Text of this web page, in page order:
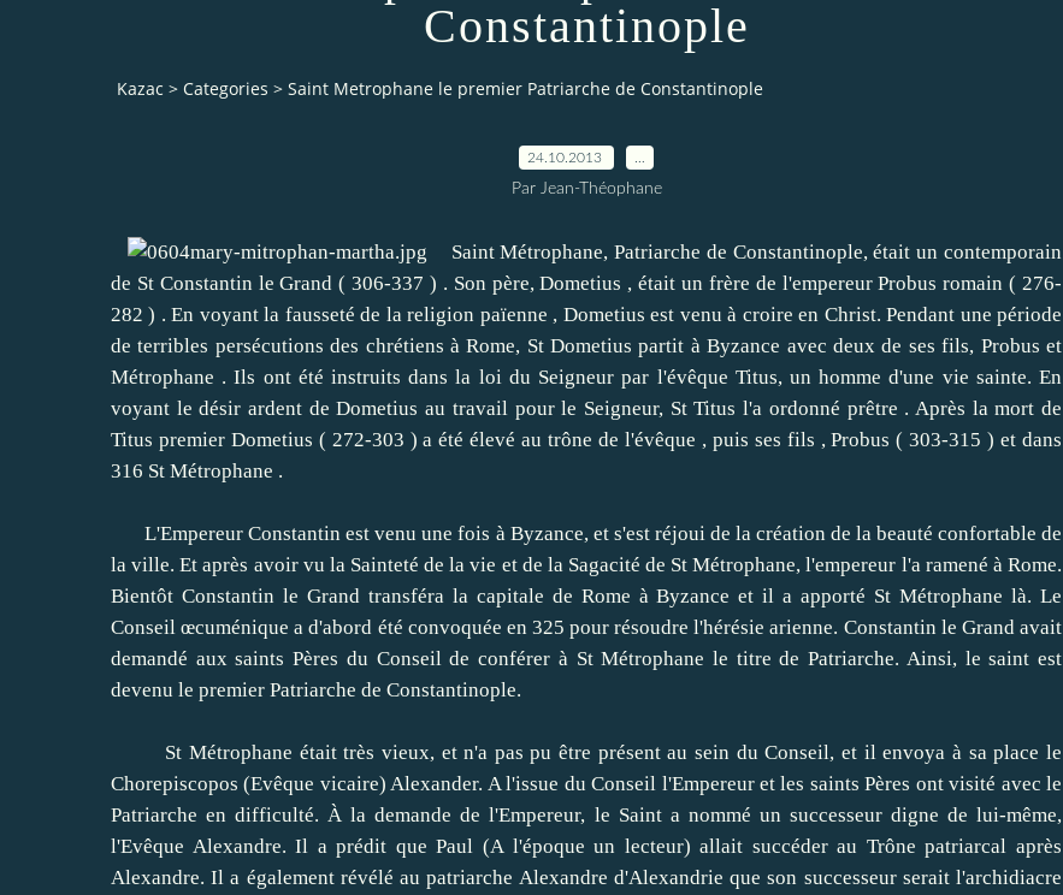
Constantinople
Kazac > Categories > Saint Metrophane le premier Patriarche de Constantinople
24.10.2013
Par Jean-Théophane
Saint Métrophane, Patriarche de Constantinople, était un contemporain
de St Constantin le Grand ( 306-337 ) . Son père, Dometius , était un frère de l'empereur Probus romain ( 276-
282 ) . En voyant la fausseté de la religion païenne , Dometius est venu à croire en Christ. Pendant une période
de terribles persécutions des chrétiens à Rome, St Dometius partit à Byzance avec deux de ses fils, Probus et
Métrophane . Ils ont été instruits dans la loi du Seigneur par l'évêque Titus, un homme d'une vie sainte. En
voyant le désir ardent de Dometius au travail pour le Seigneur, St Titus l'a ordonné prêtre . Après la mort de
Titus premier Dometius ( 272-303 ) a été élevé au trône de l'évêque , puis ses fils , Probus ( 303-315 ) et dans
316 St Métrophane .
L'Empereur Constantin est venu une fois à Byzance, et s'est réjoui de la création de la beauté confortable de
la ville. Et après avoir vu la Sainteté de la vie et de la Sagacité de St Métrophane, l'empereur l'a ramené à Rome.
Bientôt Constantin le Grand transféra la capitale de Rome à Byzance et il a apporté St Métrophane là. Le
Conseil œcuménique a d'abord été convoquée en 325 pour résoudre l'hérésie arienne. Constantin le Grand avait
demandé aux saints Pères du Conseil de conférer à St Métrophane le titre de Patriarche. Ainsi, le saint est
devenu le premier Patriarche de Constantinople.
St Métrophane était très vieux, et n'a pas pu être présent au sein du Conseil, et il envoya à sa place le
Chorepiscopos (Evêque vicaire) Alexander. A l'issue du Conseil l'Empereur et les saints Pères ont visité avec le
Patriarche en difficulté. À la demande de l'Empereur, le Saint a nommé un successeur digne de lui-même,
l'Evêque Alexandre. Il a prédit que Paul (A l'époque un lecteur) allait succéder au Trône patriarcal après
Alexandre. Il a également révélé au patriarche Alexandre d'Alexandrie que son successeur serait l'archidiacre